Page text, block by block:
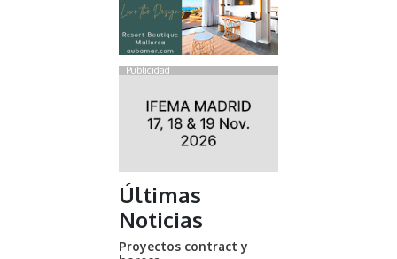
Publicidad
Últimas
Noticias
Proyectos contract y